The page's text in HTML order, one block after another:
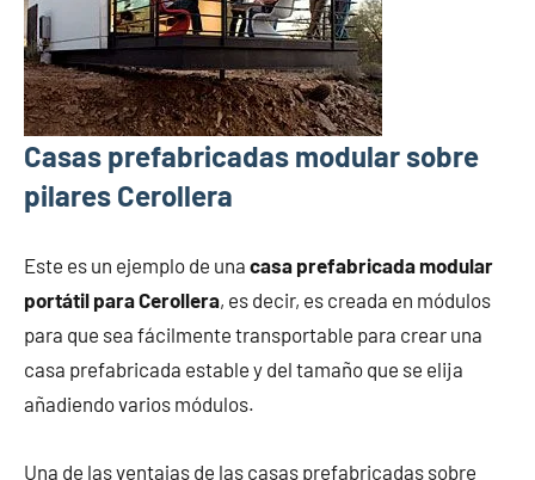
Casas prefabricadas modular sobre
pilares Cerollera
Este es un ejemplo de una casa prefabricada modular
portátil para Cerollera, es decir, es creada en módulos
para que sea fácilmente transportable para crear una
casa prefabricada estable y del tamaño que se elija
añadiendo varios módulos.
Una de las ventajas de las casas prefabricadas sobre